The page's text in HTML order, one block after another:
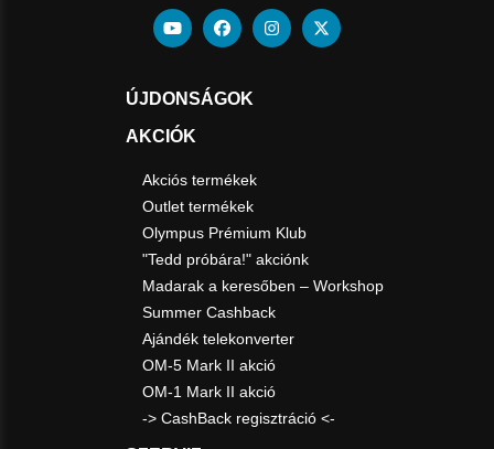
ÚJDONSÁGOK
AKCIÓK
Akciós termékek
Outlet termékek
Olympus Prémium Klub
"Tedd próbára!" akciónk
Madarak a keresőben – Workshop
Summer Cashback
Ajándék telekonverter
OM-5 Mark II akció
OM-1 Mark II akció
-> CashBack regisztráció <-